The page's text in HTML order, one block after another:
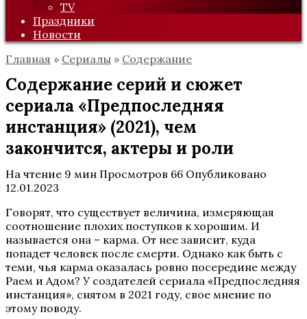
TV
Праздники
Новости
Главная » Сериалы » Содержание
Содержание серий и сюжет
сериала «Предпоследняя
инстанция» (2021), чем
закончится, актеры и роли
На чтение 9 мин Просмотров 66 Опубликовано
12.01.2023
Говорят, что существует величина, измеряющая
соотношение плохих поступков к хорошим. И
называется она – карма. От нее зависит, куда
попадет человек после смерти. Однако как быть с
теми, чья карма оказалась ровно посередине между
Раем и Адом? У создателей сериала «Предпоследняя
инстанция», снятом в 2021 году, свое мнение по
этому поводу.